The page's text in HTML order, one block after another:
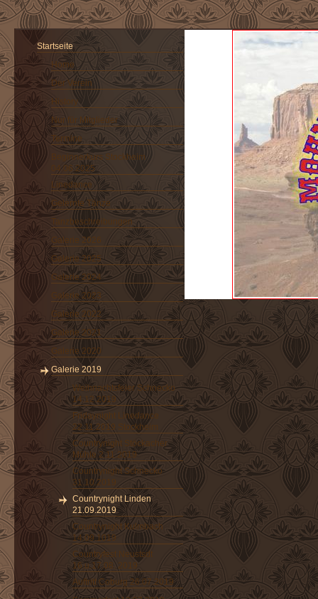
Startseite
Home
Der Verein
History
Nur für Mitglieder
Termine
Beginnerkurs Stockheim
04.06.2025
Linedance
Gelernte Tänze
Tanzbeschreibungen
Galerie 2026
Galerie 2025
Galerie 2024
Galerie 2023
Galerie 2022
Galerie 2021
Galerie 2020
Galerie 2019
Weihnachtsfeier Schnecko
14.12.2019
Fridaynight Linedance
22.11.2019 Stockheim
Countrynight Stöckacher
Mühle 2.11.2019
Countrynight Schnecko
31.10.2019
Countrynight Linden
21.09.2019
Countrynight Kulmbach
14.09.1019
Countryfest Neustsdt
16.u.17.08. 2019
Auftritt Coburg 26.07.2019